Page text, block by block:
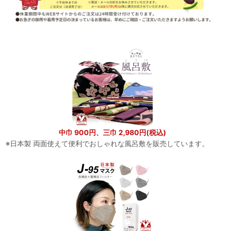
中巾 900円、三巾 2,980円(税込)
※日本製 両面使えて便利でおしゃれな風呂敷を販売しています。